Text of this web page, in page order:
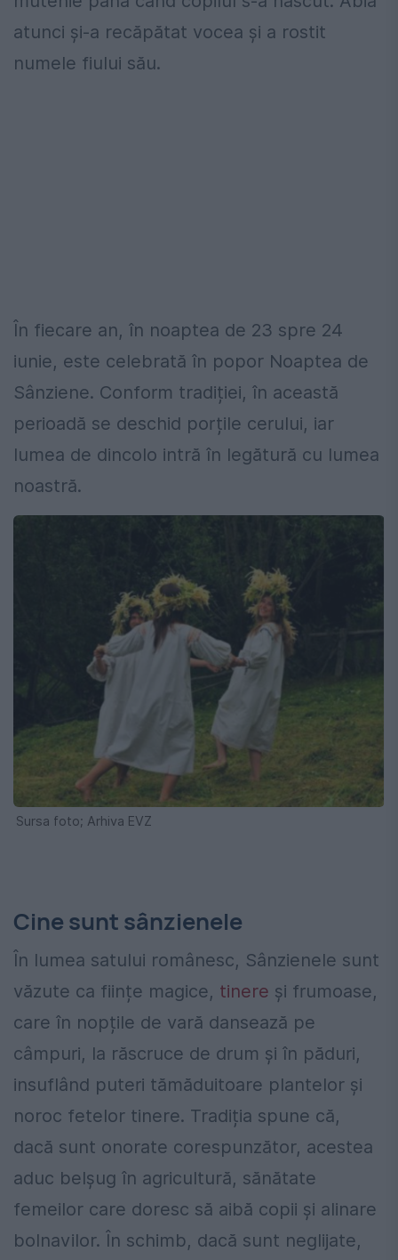
atunci și-a recăpătat vocea și a rostit
numele fiului său.
În fiecare an, în noaptea de 23 spre 24
iunie, este celebrată în popor Noaptea de
Sânziene. Conform tradiției, în această
perioadă se deschid porțile cerului, iar
lumea de dincolo intră în legătură cu lumea
noastră.
Sursa foto; Arhiva EVZ
Cine sunt sânzienele
În lumea satului românesc, Sânzienele sunt
văzute ca ființe magice, tinere și frumoase,
care în nopțile de vară dansează pe
câmpuri, la răscruce de drum și în păduri,
insuflând puteri tămăduitoare plantelor și
noroc fetelor tinere. Tradiția spune că,
dacă sunt onorate corespunzător, acestea
aduc belșug în agricultură, sănătate
femeilor care doresc să aibă copii și alinare
bolnavilor. În schimb, dacă sunt neglijate,